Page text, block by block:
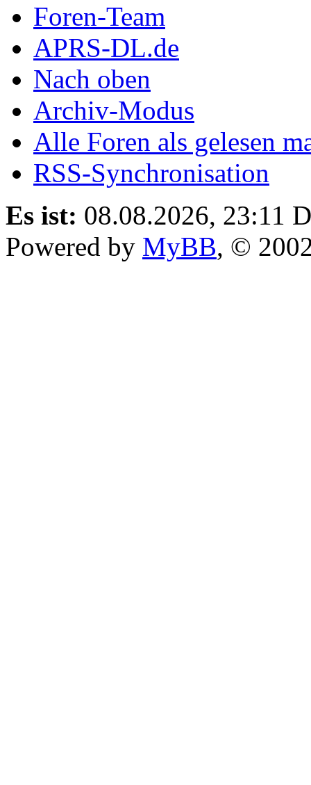
Foren-Team
APRS-DL.de
Nach oben
Archiv-Modus
Alle Foren als gelesen
RSS-Synchronisation
Es ist: 08.08.2026, 23:11
Powered by MyBB, ©